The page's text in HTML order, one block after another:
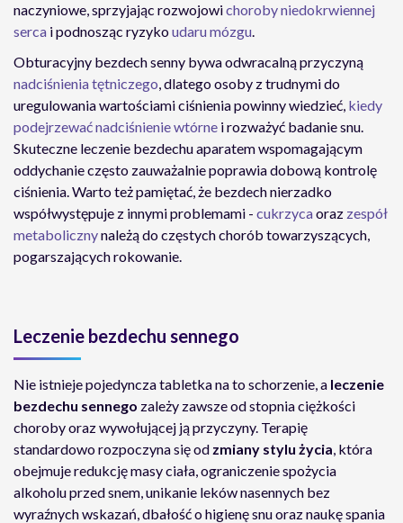
naczyniowe, sprzyjając rozwojowichoroby niedokrwiennej
serca i podnosząc ryzykoudaru mózgu.
Obturacyjny bezdech senny bywa odwracalną przyczyną
nadciśnienia tętniczego, dlatego osoby z trudnymi do
uregulowania wartościami ciśnienia powinny wiedzieć, kiedy
podejrzewać nadciśnienie wtórne i rozważyć badanie snu.
Skuteczne leczenie bezdechu aparatem wspomagającym
oddychanie często zauważalnie poprawia dobową kontrolę
ciśnienia. Warto też pamiętać, że bezdech nierzadko
współwystępuje z innymi problemami - cukrzycaoraz zespół
metabolicznynależą do częstych chorób towarzyszących,
pogarszających rokowanie.
Leczenie bezdechu sennego
Nie istnieje pojedyncza tabletka na to schorzenie, a leczenie
bezdechu sennego zależy zawsze od stopnia ciężkości
choroby oraz wywołującej ją przyczyny. Terapię
standardowo rozpoczyna się od zmiany stylu życia, która
obejmuje redukcję masy ciała, ograniczenie spożycia
alkoholu przed snem, unikanie leków nasennych bez
wyraźnych wskazań, dbałość o higienę snu oraz naukę spania